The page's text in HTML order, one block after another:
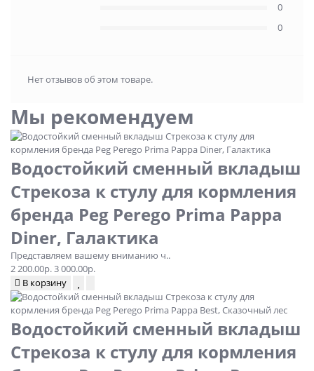
0
0
Нет отзывов об этом товаре.
Мы рекомендуем
Водостойкий сменный вкладыш
Стрекоза к стулу для кормления
бренда Peg Perego Prima Pappa
Diner, Галактика
Представляем вашему вниманию ч..
2 200.00р.3 000.00р.
В корзину
Водостойкий сменный вкладыш
Стрекоза к стулу для кормления